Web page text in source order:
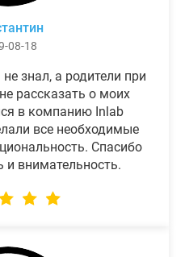
08-18
знал, а родители при
рассказать о моих
в компанию Inlab
все необходимые
Спасибо
и внимательность.